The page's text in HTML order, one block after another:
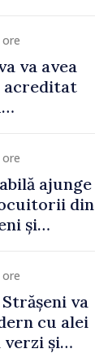
va avea
ajunge
din
și
va
cu alei
și